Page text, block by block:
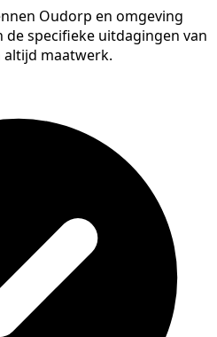
Oudorp en omgeving
specifieke uitdagingen van
altijd maatwerk.